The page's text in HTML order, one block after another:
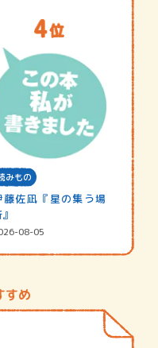
みもの
藤佐凪『星の集う場
08-05
すめ